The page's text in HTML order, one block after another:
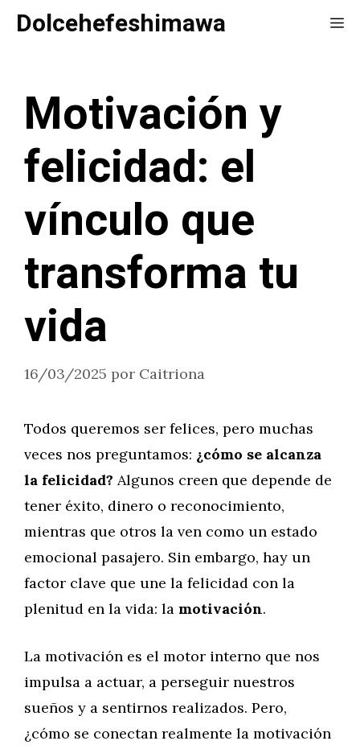
SaltarDolcehefeshimawa
Motivación y
felicidad: el
vínculo que
transforma tu
vida
16/03/2025 por Caitriona
Todos queremos ser felices, pero muchas
veces nos preguntamos: ¿cómo se alcanza
la felicidad? Algunos creen que depende de
tener éxito, dinero o reconocimiento,
mientras que otros la ven como un estado
emocional pasajero. Sin embargo, hay un
factor clave que une la felicidad con la
plenitud en la vida: la motivación.
La motivación es el motor interno que nos
impulsa a actuar, a perseguir nuestros
sueños y a sentirnos realizados. Pero,
¿cómo se conectan realmente la motivación